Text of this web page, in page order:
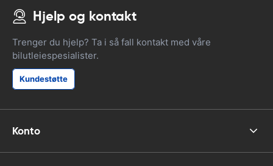
Hjelp og kontakt
Trenger du hjelp? Ta i så fall kontakt med våre
bilutleiespesialister.
Kundestøtte
Konto